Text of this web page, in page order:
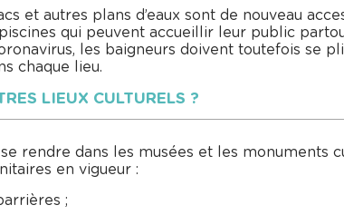
et autres plans d’eaux sont de nouveau
qui peuvent accueillir leur public
les baigneurs doivent toutefois se
chaque lieu.
LIEUX CULTURELS ?
rendre dans les musées et les monuments
en vigueur :
;